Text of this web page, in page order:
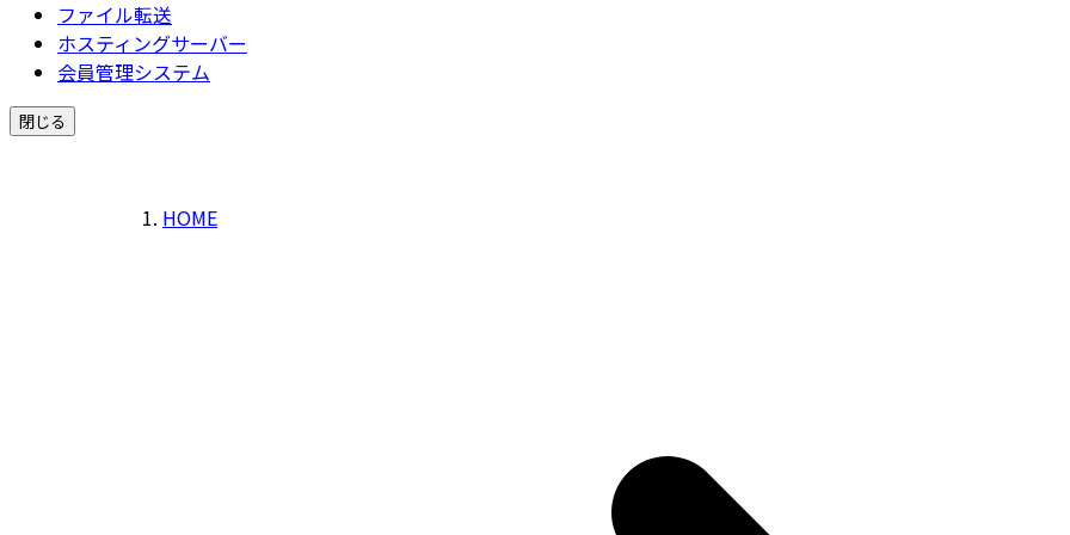
ファイル転送
ホスティングサーバー
会員管理システム
閉じる
HOME